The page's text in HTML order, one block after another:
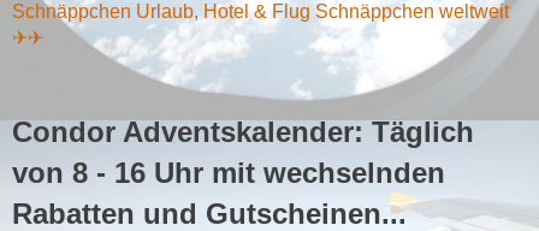
Schnäppchen Urlaub, Hotel & Flug Schnäppchen weltweit
✈✈
Condor Adventskalender: Täglich
von 8 - 16 Uhr mit wechselnden
Rabatten und Gutscheinen...